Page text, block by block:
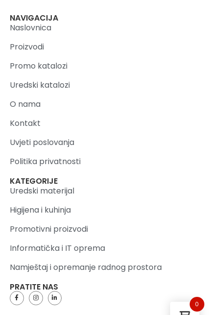
NAVIGACIJA
Naslovnica
Proizvodi
Promo katalozi
Uredski katalozi
O nama
Kontakt
Uvjeti poslovanja
Politika privatnosti
KATEGORIJE
Uredski materijal
Higijena i kuhinja
Promotivni proizvodi
Informatička i IT oprema
Namještaj i opremanje radnog prostora
PRATITE NAS
0